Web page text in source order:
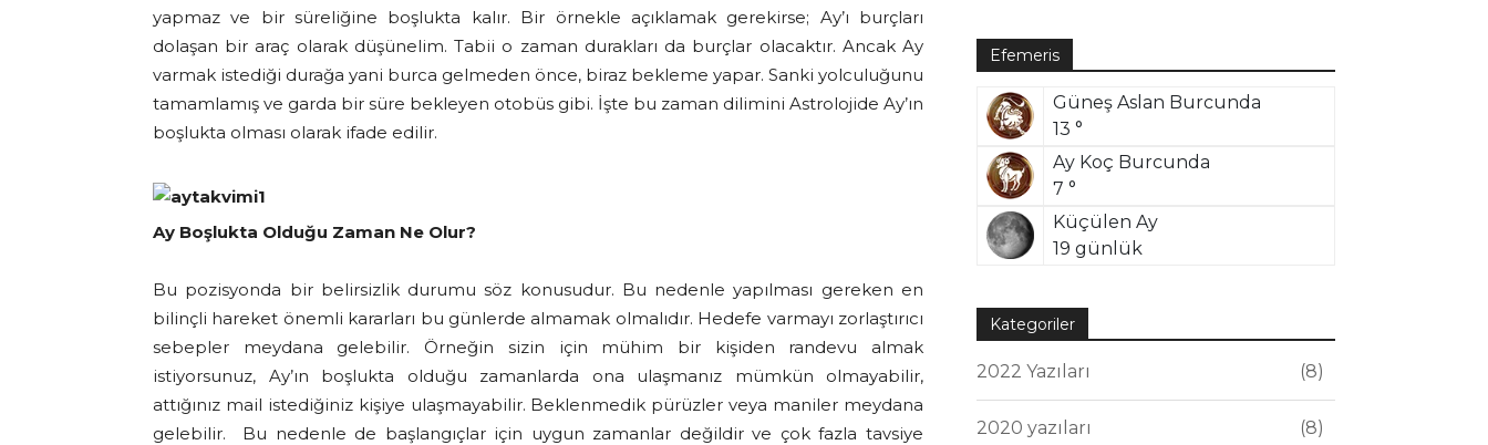
yapmaz ve bir süreliğine boşlukta kalır. Bir örnekle açıklamak gerekirse; Ay’ı burçları
dolaşan bir araç olarak düşünelim. Tabii o zaman durakları da burçlar olacaktır. Ancak Ay
varmak istediği durağa yani burca gelmeden önce, biraz bekleme yapar. Sanki yolculuğunu
tamamlamış ve garda bir süre bekleyen otobüs gibi. İşte bu zaman dilimini Astrolojide Ay’ın
boşlukta olması olarak ifade edilir.
Ay Boşlukta Olduğu Zaman Ne Olur?
Bu pozisyonda bir belirsizlik durumu söz konusudur. Bu nedenle yapılması gereken en
bilinçli hareket önemli kararları bu günlerde almamak olmalıdır. Hedefe varmayı zorlaştırıcı
sebepler meydana gelebilir. Örneğin sizin için mühim bir kişiden randevu almak
istiyorsunuz, Ay’ın boşlukta olduğu zamanlarda ona ulaşmanız mümkün olmayabilir,
attığınız mail istediğiniz kişiye ulaşmayabilir. Beklenmedik pürüzler veya maniler meydana
gelebilir. Bu nedenle de başlangıçlar için uygun zamanlar değildir ve çok fazla tavsiye
Efemeris
Güneş Aslan Burcunda
13 °
Ay Koç Burcunda
7 °
Küçülen Ay
19 günlük
Kategoriler
2022 Yazıları 8
2020 yazıları 8